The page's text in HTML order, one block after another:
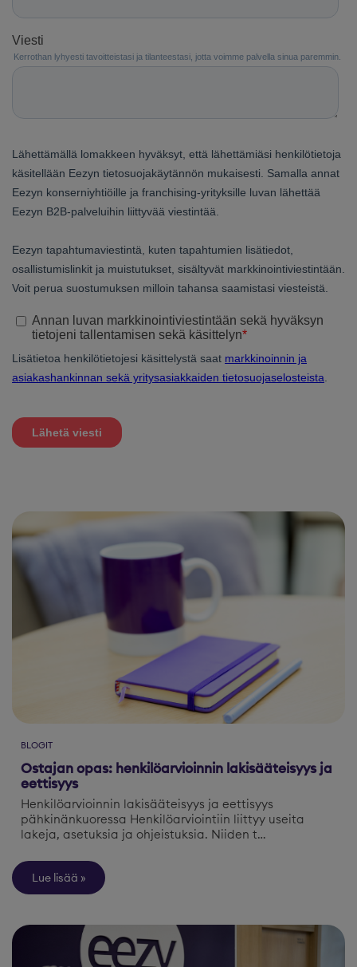
BLOGIT
Ostajan opas: henkilöarvioinnin lakisääteisyys ja
eettisyys
Henkilöarvioinnin lakisääteisyys ja eettisyys
pähkinänkuoressa Henkilöarviointiin liittyy useita
lakeja, asetuksia ja ohjeistuksia. Niiden t…
Lue lisää